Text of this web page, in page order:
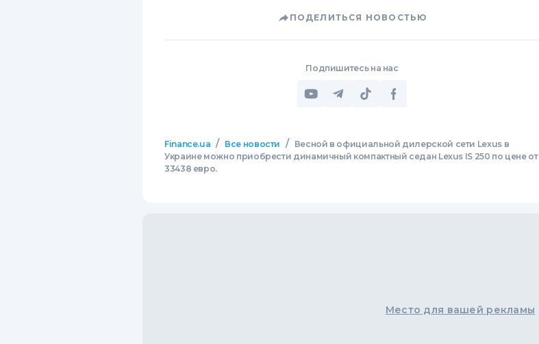
ПОДЕЛИТЬСЯ НОВОСТЬЮ
Подпишитесь на нас
Finance.ua / Все новости /
Весной в официальной дилерской сети Lexus в
Украине можно приобрести динамичный компактный седан Lexus IS 250 по цене от
33438 евро.
Место для вашей рекламы